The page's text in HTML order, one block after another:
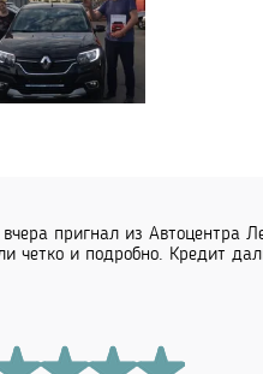
вчера пригнал из Автоцентра
четко и подробно. Кредит